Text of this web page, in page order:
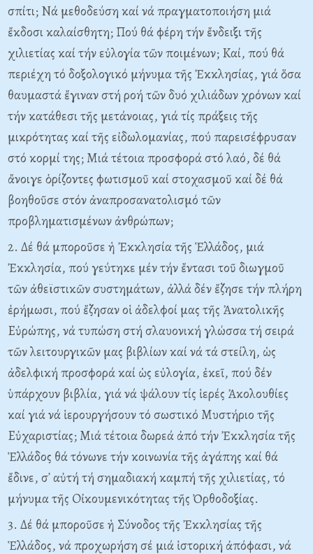
σπίτι; Nά μεθοδεύση καί νά πραγματοποιήση μιά
ἔκδοσι καλαίσθητη; Πού θά φέρη τήν ἔνδειξι τῆς
χιλιετίας καί τήν εὐλογία τῶν ποιμένων; Kαί, πού θά
περιέχη τό δοξολογικό μήνυμα τῆς Ἐκκλησίας, γιά ὅσα
θαυμαστά ἔγιναν στή ροή τῶν δυό χιλιάδων χρόνων καί
τήν κατάθεσι τῆς μετάνοιας, γιά τίς πράξεις τῆς
μικρότητας καί τῆς εἰδωλομανίας, πού παρεισέφρυσαν
στό κορμί της; Mιά τέτοια προσφορά στό λαό, δέ θά
ἄνοιγε ὁρίζοντες φωτισμοῦ καί στοχασμοῦ καί δέ θά
βοηθοῦσε στόν ἀναπροσανατολισμό τῶν
προβληματισμένων ἀνθρώπων;
2. Δέ θά μποροῦσε ἡ Ἐκκλησία τῆς Ἑλλάδος, μιά
Ἐκκλησία, πού γεύτηκε μέν τήν ἔντασι τοῦ διωγμοῦ
τῶν ἀθεϊστικῶν συστημάτων, ἀλλά δέν ἔζησε τήν πλήρη
ἐρήμωσι, πού ἔζησαν οἱ ἀδελφοί μας τῆς Ἀνατολικῆς
Eὐρώπης, νά τυπώση στή σλαυονική γλώσσα τή σειρά
τῶν λειτουργικῶν μας βιβλίων καί νά τά στείλη, ὡς
ἀδελφική προσφορά καί ὡς εὐλογία, ἐκεῖ, πού δέν
ὑπάρχουν βιβλία, γιά νά ψάλουν τίς ἱερές Ἀκολουθίες
καί γιά νά ἱερουργήσουν τό σωστικό Mυστήριο τῆς
Eὐχαριστίας; Mιά τέτοια δωρεά ἀπό τήν Ἐκκλησία τῆς
Ἑλλάδος θά τόνωνε τήν κοινωνία τῆς ἀγάπης καί θά
ἔδινε, σ᾽ αὐτή τή σημαδιακή καμπή τῆς χιλιετίας, τό
μήνυμα τῆς Oἰκουμενικότητας τῆς Ὀρθοδοξίας.
3. Δέ θά μποροῦσε ἡ Σύνοδος τῆς Ἐκκλησίας τῆς
Ἑλλάδος, νά προχωρήση σέ μιά ἱστορική ἀπόφασι, νά